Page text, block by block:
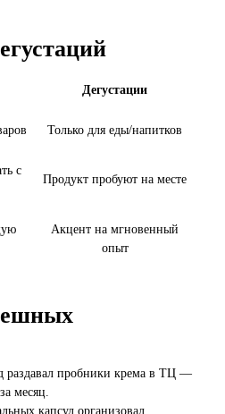
Дегустации
Только для еды/напитков
с
Продукт пробуют на месте
Акцент на мгновенный
опыт
раздавал пробники крема в ТЦ —
месяц.
капсул организовал